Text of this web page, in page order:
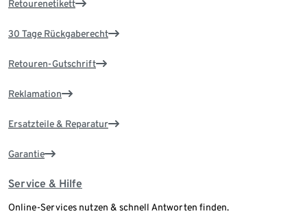
Retourenetikett
30 Tage Rückgaberecht
Retouren-Gutschrift
Reklamation
Ersatzteile & Reparatur
Garantie
Service & Hilfe
Online-Services nutzen & schnell Antworten finden.